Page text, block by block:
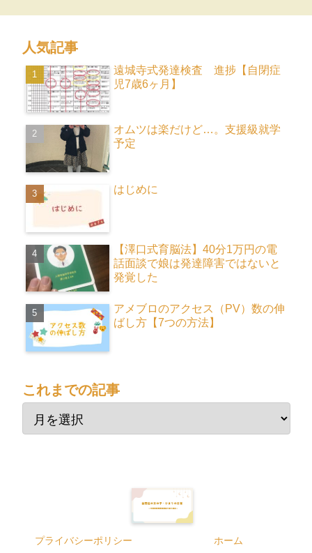
人気記事
遠城寺式発達検査 進捗【自閉症
児7歳6ヶ月】
オムツは楽だけど…。支援級就学
予定
はじめに
【澤口式育脳法】40分1万円の電
話面談で娘は発達障害ではないと
発覚した
アメブロのアクセス（PV）数の伸
ばし方【7つの方法】
これまでの記事
プライバシーポリシー ホーム